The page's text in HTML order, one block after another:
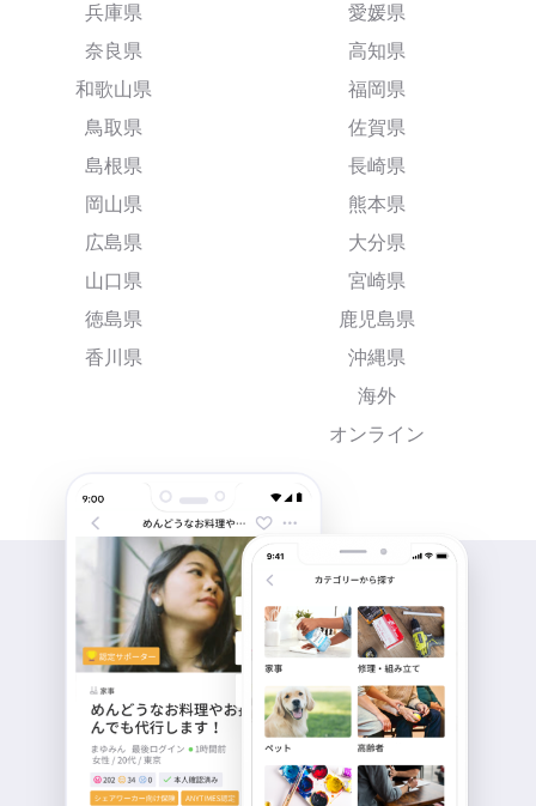
兵庫県
奈良県
和歌山県
鳥取県
島根県
岡山県
広島県
山口県
徳島県
香川県
愛媛県
高知県
福岡県
佐賀県
長崎県
熊本県
大分県
宮崎県
鹿児島県
沖縄県
海外
オンライン